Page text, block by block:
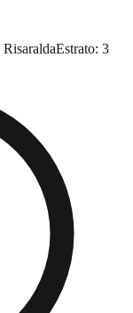
RisaraldaEstrato: 3